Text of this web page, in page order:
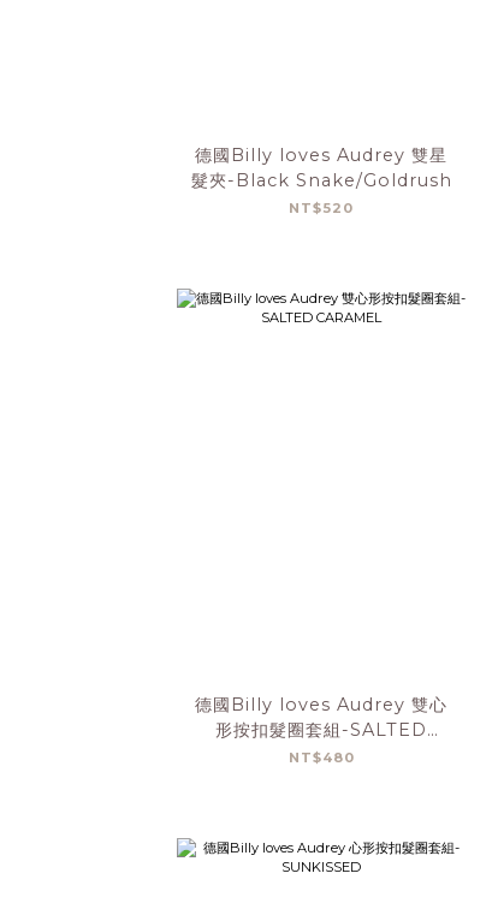
德國Billy loves Audrey 雙星
髮夾-Black Snake/Goldrush
NT$520
德國Billy loves Audrey 雙心
形按扣髮圈套組-SALTED
CARAMEL
NT$480